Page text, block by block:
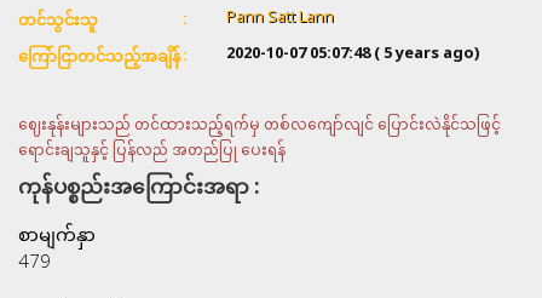
တင်သွင်းသူ Pann Satt Lann
ကြော်ငြာတင်သည့်အချိန် 2020-10-07 05:07:48( 5 years ago)
ဈေးနုန်းများသည် တင်ထားသည့်ရက်မှ တစ်လကျော်လျင် ပြောင်းလဲနိုင်သဖြင့်
ရောင်းချသူနှင့် ပြန်လည် အတည်ပြု ပေးရန်
ကုန်ပစ္စည်းအကြောင်းအရာ :
စာမျက်နှာ
479